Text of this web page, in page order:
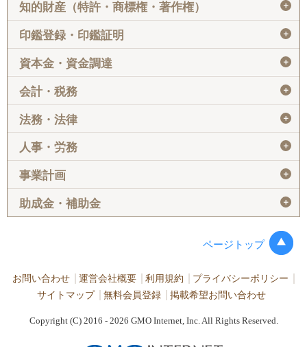
知的財産（特許・商標権・著作権） ＋
印鑑登録・印鑑証明 ＋
資本金・資金調達 ＋
会計・税務 ＋
法務・法律 ＋
人事・労務 ＋
事業計画 ＋
助成金・補助金 ＋
ページトップ
お問い合わせ 運営会社概要 利用規約
プライバシーポリシー
サイトマップ
無料会員登録 掲載希望お問い合わせ
Copyright (C) 2016 - 2026 GMO Internet, Inc. All Rights Reserved.